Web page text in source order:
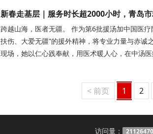
新春走基层｜服务时长超2000小时，青岛
跨越山海，医者无疆。 作为第6批援汤加中国医
扶伤、大爱无疆”的援外精神，将专业力量与赤
现场，她以仁心践奉献，用医术暖人心，在中汤
< 前页 1 2
访问量： 21126470